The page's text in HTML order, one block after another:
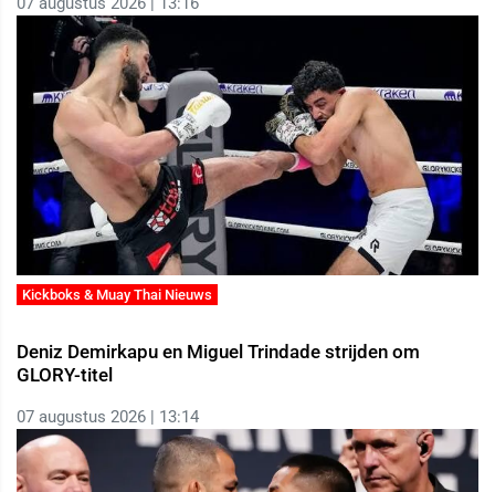
Kickboks & Muay Thai Nieuws
Deniz Demirkapu en Miguel Trindade strijden om
GLORY-titel
07 augustus 2026 | 13:14